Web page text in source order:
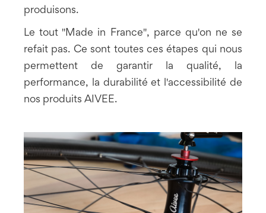
produisons.
Le tout "Made in France", parce qu'on ne se
refait pas. Ce sont toutes ces étapes qui nous
permettent de garantir la qualité, la
performance, la durabilité et l'accessibilité de
nos produits AIVEE.